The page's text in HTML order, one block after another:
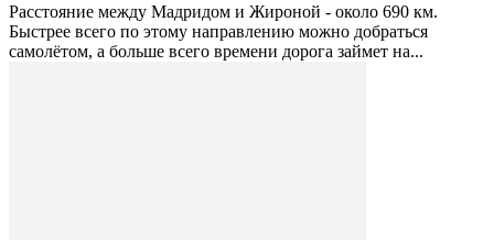
Расстояние между Мадридом и Жироной - около 690 км.
Быстрее всего по этому направлению можно добраться
самолётом, а больше всего времени дорога займет на...